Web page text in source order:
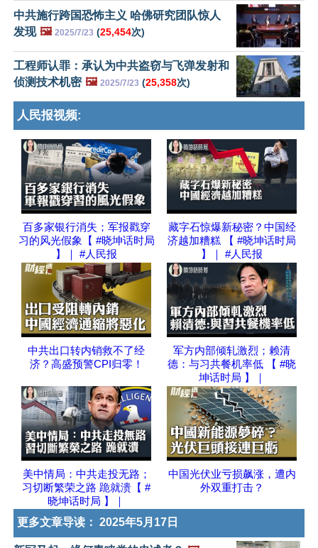
中共施行跨国恐怖主义 哈佛研究团队惊人
发现 🖼️ 2025/7/23 (25,454次)
工程师认罪：承认为中共盗窃与飞弹发射和
侦测技术机密 🖼️ 2025/7/23 (25,358次)
人民报视频:
百多家银行消失；军报戳穿
习的风光假象【 #晓坤话时局
】｜ #人民报
藏字石惊爆新秘密？中国经
济越加糟糕 【 #晓坤话时局
】｜ #人民报
中共出口转内销救不了经
济？高盛预警CPI归零！
军方内部倾轧激烈；赖清
德：与习共餐机率低 【 #晓
坤话时局 】｜
美中情局：中共走投无路；
习切断繁荣之路 跪就溃【 #
晓坤话时局 】｜
中国光伏业亏损飙涨，遭内
外双重打击？
更多文章导读： 2025年5月17日